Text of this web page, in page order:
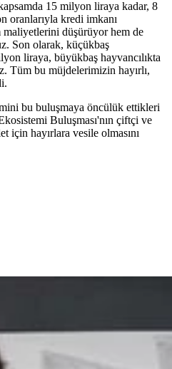
15 milyon liraya kadar, 8
oranlarıyla kredi imkanı
maliyetlerini düşürüyor hem de
Son olarak, küçükbaş
liraya, büyükbaş hayvancılıkta
Tüm bu müjdelerimizin hayırlı,
bu buluşmaya öncülük ettikleri
Buluşması'nın çiftçi ve
için hayırlara vesile olmasını